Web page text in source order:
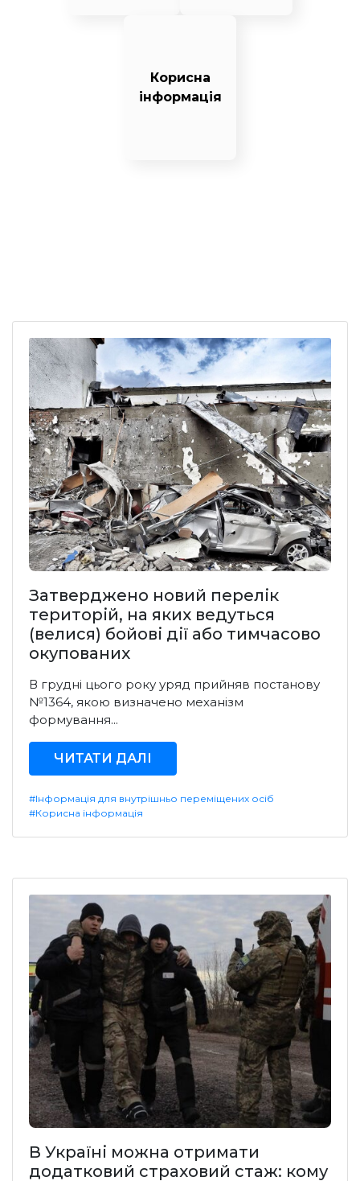
Корисна
інформація
Затверджено новий перелік
територій, на яких ведуться
(велися) бойові дії або тимчасово
окупованих
В грудні цього року уряд прийняв постанову
№1364, якою визначено механізм
формування...
ЧИТАТИ ДАЛІ
#Інформація для внутрішньо переміщених осіб
#Корисна інформація
В Україні можна отримати
додатковий страховий стаж: кому